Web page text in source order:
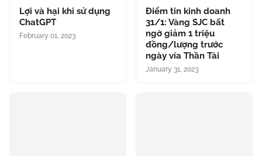
Lợi và hại khi sử dụng
ChatGPT
February 01, 2023
Điểm tin kinh doanh
31/1: Vàng SJC bất
ngờ giảm 1 triệu
đồng/lượng trước
ngày vía Thần Tài
January 31, 2023